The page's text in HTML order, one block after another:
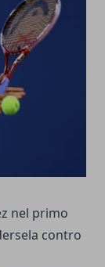
nel primo
contro